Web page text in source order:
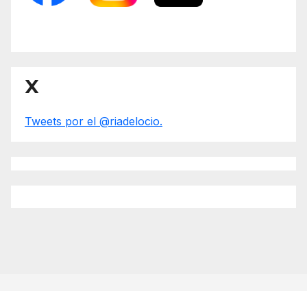
X
Tweets por el @riadelocio.